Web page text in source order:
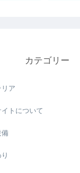
カテゴリー
ア
イトについて
備